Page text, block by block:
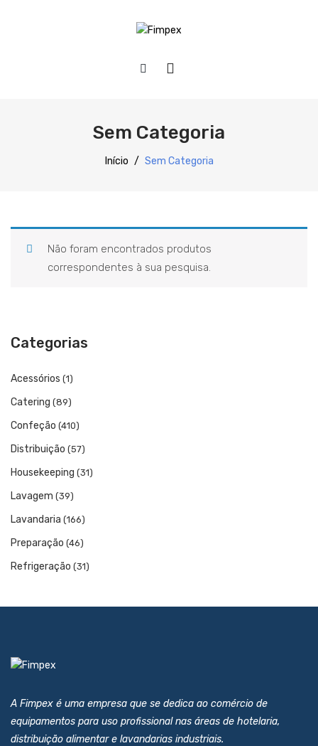
QUEM SOMOS
PRODUTOS
Distribuição
Sem Categoria
Início / Sem Categoria
Não foram encontrados produtos
correspondentes à sua pesquisa.
Categorias
Acessórios (1)
Catering (89)
Confeção (410)
Distribuição (57)
Housekeeping (31)
Lavagem (39)
Lavandaria (166)
Preparação (46)
Refrigeração (31)
A Fimpex é uma empresa que se dedica ao comércio de
equipamentos para uso profissional nas áreas de hotelaria,
distribuição alimentar e lavandarias industriais.